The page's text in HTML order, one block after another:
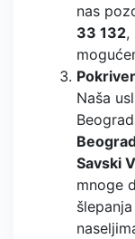
nas
33 132,
Naša
Savski
mnoge